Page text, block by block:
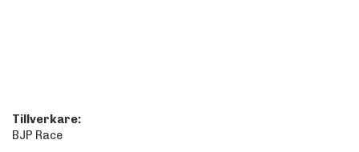
Tillverkare:
BJP Race